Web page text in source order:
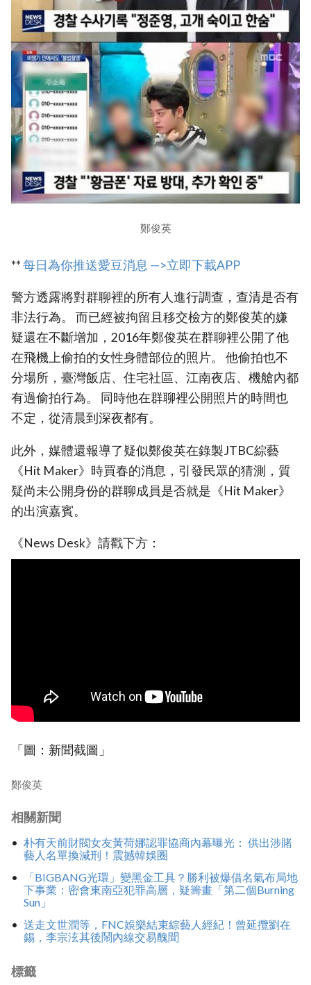
鄭俊英
**每日為你推送愛豆消息 —>立即下載APP
警方透露將對群聊裡的所有人進行調查，查清是否有
非法行為。 而已經被拘留且移交檢方的鄭俊英的嫌
疑還在不斷增加，2016年鄭俊英在群聊裡公開了他
在飛機上偷拍的女性身體部位的照片。 他偷拍也不
分場所，臺灣飯店、住宅社區、江南夜店、機艙內都
有過偷拍行為。 同時他在群聊裡公開照片的時間也
不定，從清晨到深夜都有。
此外，媒體還報導了疑似鄭俊英在錄製JTBC綜藝
《Hit Maker》時買春的消息，引發民眾的猜測，質
疑尚未公開身份的群聊成員是否就是《Hit Maker》
的出演嘉賓。
《News Desk》請戳下方：
「圖：新聞截圖」
鄭俊英
相關新聞
朴有天前財閥女友黃荷娜認罪協商內幕曝光： 供出涉賭
藝人名單換減刑！震撼韓娛圈
「BIGBANG光環」變黑金工具？勝利被爆借名氣布局地
下事業：密會東南亞犯罪高層，疑籌畫「第二個Burning
Sun」
送走文世潤等，FNC娛樂結束綜藝人經紀！曾延攬劉在
錫，李宗泫其後鬧內線交易醜聞
標籤